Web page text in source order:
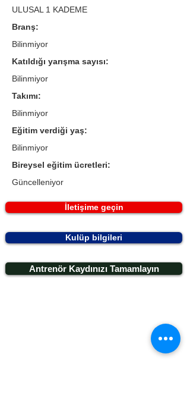
ULUSAL 1 KADEME
Branş:
Bilinmiyor
Katıldığı yarışma sayısı:
Bilinmiyor
Takımı:
Bilinmiyor
Eğitim verdiği yaş:
Bilinmiyor
Bireysel eğitim ücretleri:
Güncelleniyor
İletişime geçin
Kulüp bilgileri
Antrenör Kaydınızı Tamamlayın